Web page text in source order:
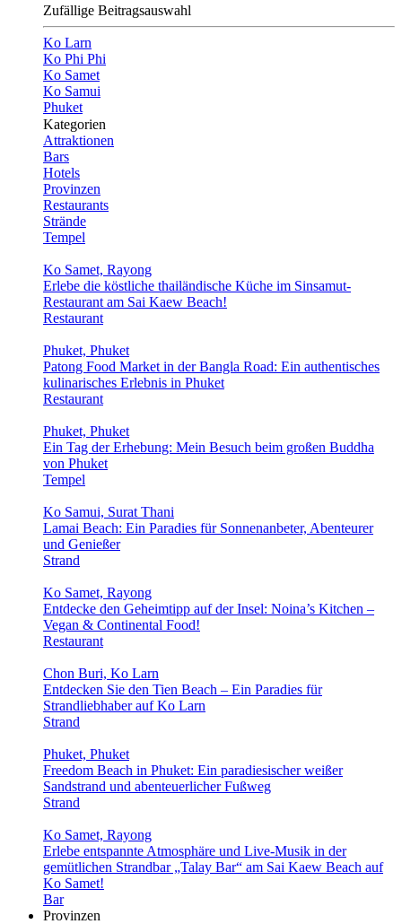
Zufällige Beitragsauswahl
Ko Larn
Ko Phi Phi
Ko Samet
Ko Samui
Phuket
Kategorien
Attraktionen
Bars
Hotels
Provinzen
Restaurants
Strände
Tempel
Ko Samet, Rayong
Erlebe die köstliche thailändische Küche im Sinsamut-
Restaurant am Sai Kaew Beach!
Restaurant
Phuket, Phuket
Patong Food Market in der Bangla Road: Ein authentisches
kulinarisches Erlebnis in Phuket
Restaurant
Phuket, Phuket
Ein Tag der Erhebung: Mein Besuch beim großen Buddha
von Phuket
Tempel
Ko Samui, Surat Thani
Lamai Beach: Ein Paradies für Sonnenanbeter, Abenteurer
und Genießer
Strand
Ko Samet, Rayong
Entdecke den Geheimtipp auf der Insel: Noina’s Kitchen –
Vegan & Continental Food!
Restaurant
Chon Buri, Ko Larn
Entdecken Sie den Tien Beach – Ein Paradies für
Strandliebhaber auf Ko Larn
Strand
Phuket, Phuket
Freedom Beach in Phuket: Ein paradiesischer weißer
Sandstrand und abenteuerlicher Fußweg
Strand
Ko Samet, Rayong
Erlebe entspannte Atmosphäre und Live-Musik in der
gemütlichen Strandbar „Talay Bar“ am Sai Kaew Beach auf
Ko Samet!
Bar
Provinzen